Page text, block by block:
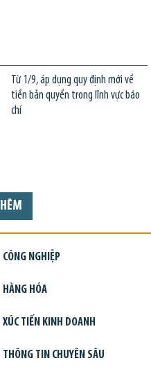
Từ 1/9, áp dụng quy định mới về
tiền bản quyền trong lĩnh vực báo
chí
CÔNG NGHIỆP
HÀNG HÓA
XÚC TIẾN KINH DOANH
THÔNG TIN CHUYÊN SÂU